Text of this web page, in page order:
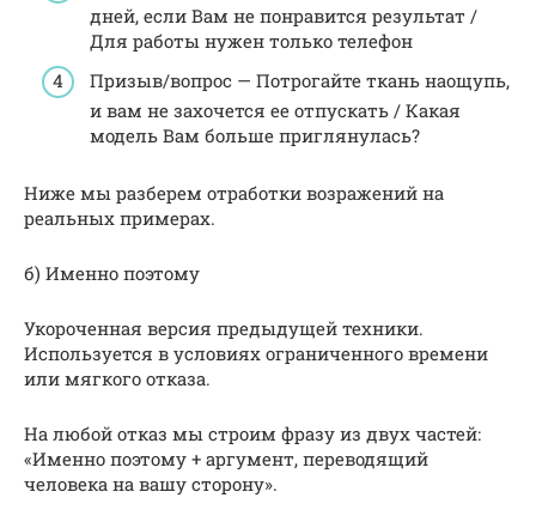
дней, если Вам не понравится результат /
Для работы нужен только телефон
Призыв/вопрос — Потрогайте ткань наощупь,
и вам не захочется ее отпускать / Какая
модель Вам больше приглянулась?
Ниже мы разберем отработки возражений на
реальных примерах.
б) Именно поэтому
Укороченная версия предыдущей техники.
Используется в условиях ограниченного времени
или мягкого отказа.
На любой отказ мы строим фразу из двух частей:
«Именно поэтому + аргумент, переводящий
человека на вашу сторону».